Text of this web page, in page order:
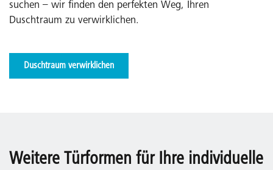
suchen – wir finden den perfekten Weg, Ihren
Duschtraum zu verwirklichen.
Duschtraum verwirklichen
Weitere Türformen für Ihre individuelle